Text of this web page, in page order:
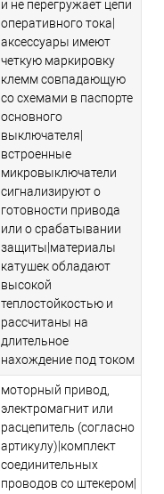
и не перегружает цепи
оперативного тока|
аксессуары имеют
четкую маркировку
клемм совпадающую
со схемами в паспорте
основного
выключателя|
встроенные
микровыключатели
сигнализируют о
готовности привода
или о срабатывании
защиты|материалы
катушек обладают
высокой
теплостойкостью и
рассчитаны на
длительное
нахождение под током
моторный привод,
электромагнит или
расцепитель (согласно
артикулу)|комплект
соединительных
проводов со штекером|